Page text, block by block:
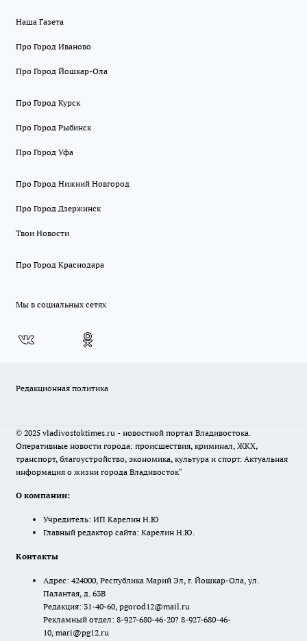
Наша Газета
Про Город Иваново
Про Город Йошкар-Ола
Про Город Курск
Про Город Рыбинск
Про Город Уфа
Про Город Нижний Новгород
Про Город Дзержинск
Твои Новости
Про Город Краснодара
Мы в социальных сетях
Редакционная политика
© 2025 vladivostoktimes.ru - новостной портал Владивостока.
Оперативные новости города: происшествия, криминал, ЖКХ,
транспорт, благоустройство, экономика, культура и спорт. Актуальная
информация о жизни города Владивосток"
О компании:
Учредитель: ИП Карелин Н.Ю
Главный редактор сайта: Карелин Н.Ю.
Контакты
Адрес: 424000, Республика Марий Эл, г. Йошкар-Ола, ул.
Палантая, д. 63В
Редакция: 31-40-60, pgorod12@mail.ru
Рекламный отдел: 8-927-680-46-20? 8-927-680-46-
10, mari@pg12.ru